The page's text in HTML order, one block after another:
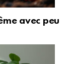
avec peu